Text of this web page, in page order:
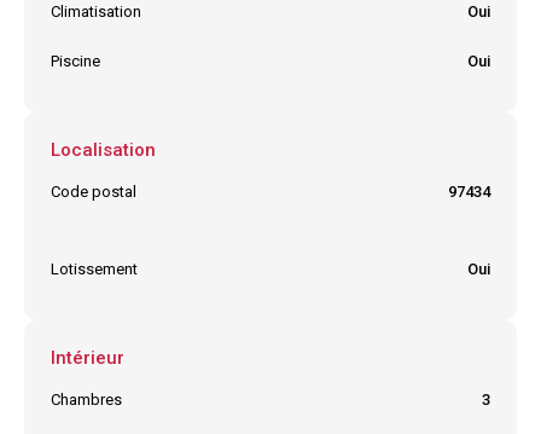
Climatisation Oui
Piscine Oui
Localisation
Code postal 97434
Lotissement
Oui
Intérieur
Chambres 3